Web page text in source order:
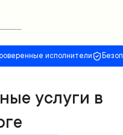
исполнители
услуги в